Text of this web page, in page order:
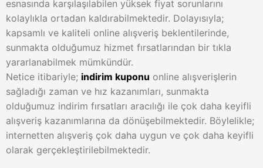
esnasında karşılaşılabilen yüksek fiyat sorunlarını
kolaylıkla ortadan kaldırabilmektedir. Dolayısıyla;
kapsamlı ve kaliteli online alışveriş beklentilerinde,
sunmakta olduğumuz hizmet fırsatlarından bir tıkla
yararlanabilmek mümkündür.
Netice itibariyle; indirim kuponu online alışverişlerin
sağladığı zaman ve hız kazanımları, sunmakta
olduğumuz indirim fırsatları aracılığı ile çok daha keyifli
alışveriş kazanımlarına da dönüşebilmektedir. Böylelikle;
internetten alışveriş çok daha uygun ve çok daha keyifli
olarak gerçekleştirilebilmektedir.